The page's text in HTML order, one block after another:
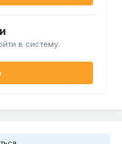
в систему.